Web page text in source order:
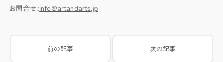
お問合せ:info@artandarts.jp
前の記事 次の記事